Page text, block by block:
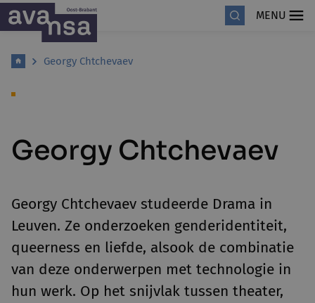
MENU
Georgy Chtchevaev
Georgy Chtchevaev
Georgy Chtchevaev studeerde Drama in
Leuven. Ze onderzoeken genderidentiteit,
queerness en liefde, alsook de combinatie
van deze onderwerpen met technologie in
hun werk. Op het snijvlak tussen theater,